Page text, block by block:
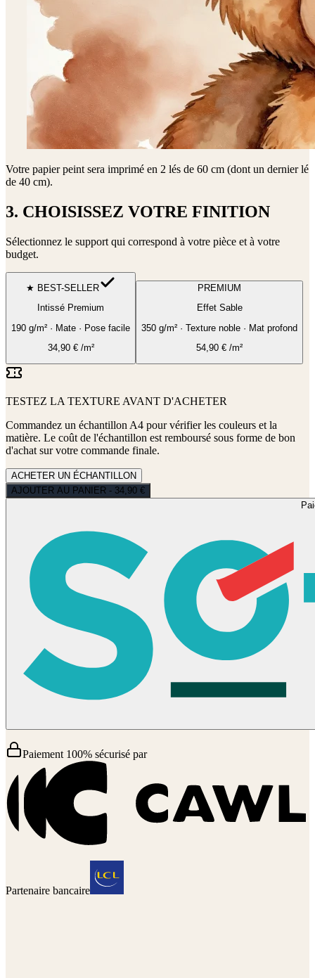
Votre papier peint sera imprimé en 2 lés de 60 cm (dont un dernier lé
de 40 cm).
3. CHOISISSEZ VOTRE FINITION
Sélectionnez le support qui correspond à votre pièce et à votre
budget.
★ BEST-SELLER
Intissé Premium
190 g/m² · Mate · Pose facile
34,90€/m²
PREMIUM
Effet Sable
350 g/m² · Texture noble · Mat profond
54,90 € /m²
TESTEZ LA TEXTURE AVANT D'ACHETER
Commandez un échantillon A4 pour vérifier les couleurs et la
matière. Le coût de l'échantillon est remboursé sous forme de bon
d'achat sur votre commande finale.
ACHETER UN ÉCHANTILLON
AJOUTER AU PANIER - 34,90 €
Paiement 100% sécurisé par
Partenaire bancaire